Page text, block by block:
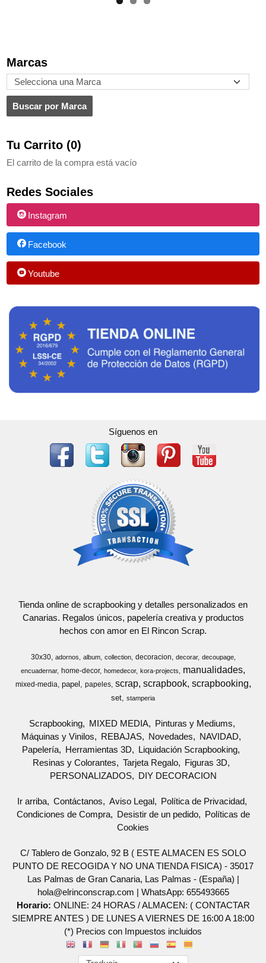
Marcas
Tu Carrito (0)
El carrito de la compra está vacío
Redes Sociales
Instagram
Facebook
Youtube
Síguenos en
Tienda online de scrapbooking y detalles personalizados en
Canarias. Regalos únicos, papelería creativa y productos
hechos con amor en El Rincon Scrap.
30x30 adornos album collection decoracion decorar
decoupage
encuadernar
home-decor homedecor kora-projects manualidades
mixed-media papel papeles scrap scrapbook scrapbooking
set stamperia
Scrapbooking MIXED MEDIA
Pinturas y Mediums
Máquinas y Vinilos
REBAJAS Novedades
NAVIDAD
Papelería
Herramientas 3D
Liquidación Scrapbooking
Resinas y Colorantes
Tarjeta Regalo
Figuras 3D
PERSONALIZADOS
DIY DECORACION
Ir arriba Contáctanos Aviso Legal
Política de Privacidad
Condiciones de Compra
Desistir de un pedido
Políticas de
Cookies
C/ Tablero de Gonzalo, 92 B ( ESTE ALMACEN ES SOLO
PUNTO DE RECOGIDA Y NO UNA TIENDA FISICA) - 35017
Las Palmas de Gran Canaria, Las Palmas - (España) |
hola@elrinconscrap.com | WhatsApp: 655493665
Horario: ONLINE: 24 HORAS / ALMACEN: ( CONTACTAR
SIEMPRE ANTES ) DE LUNES A VIERNES DE 16:00 A 18:00
(*) Precios con Impuestos incluidos